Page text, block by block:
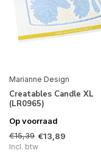
Marianne Design
Creatables Candle XL
(LR0965)
Op voorraad
€15,39 €13,89
Incl. btw